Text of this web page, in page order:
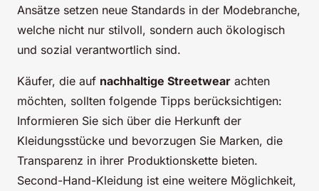
Ansätze setzen neue Standards in der Modebranche,
welche nicht nur stilvoll, sondern auch ökologisch
und sozial verantwortlich sind.
Käufer, die auf nachhaltige Streetwear achten
möchten, sollten folgende Tipps berücksichtigen:
Informieren Sie sich über die Herkunft der
Kleidungsstücke und bevorzugen Sie Marken, die
Transparenz in ihrer Produktionskette bieten.
Second-Hand-Kleidung ist eine weitere Möglichkeit,